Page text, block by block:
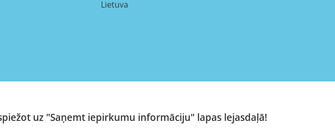
Lietuva
uz "Saņemt iepirkumu informāciju" lapas lejasdaļā!